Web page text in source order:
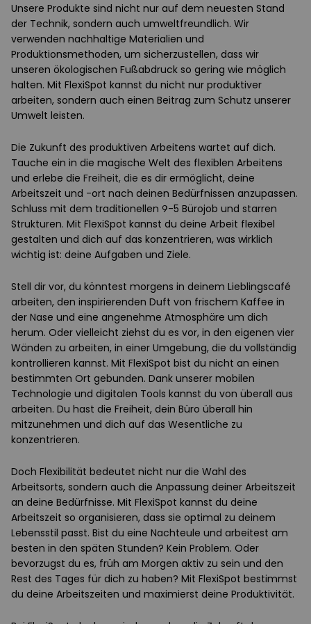
Unsere Produkte sind nicht nur auf dem neuesten Stand
der Technik, sondern auch umweltfreundlich. Wir
verwenden nachhaltige Materialien und
Produktionsmethoden, um sicherzustellen, dass wir
unseren ökologischen Fußabdruck so gering wie möglich
halten. Mit FlexiSpot kannst du nicht nur produktiver
arbeiten, sondern auch einen Beitrag zum Schutz unserer
Umwelt leisten.
Die Zukunft des produktiven Arbeitens wartet auf dich.
Tauche ein in die magische Welt des flexiblen Arbeitens
und erlebe die Freiheit, die es dir ermöglicht, deine
Arbeitszeit und -ort nach deinen Bedürfnissen anzupassen.
Schluss mit dem traditionellen 9-5 Bürojob und starren
Strukturen. Mit FlexiSpot kannst du deine Arbeit flexibel
gestalten und dich auf das konzentrieren, was wirklich
wichtig ist: deine Aufgaben und Ziele.
Stell dir vor, du könntest morgens in deinem Lieblingscafé
arbeiten, den inspirierenden Duft von frischem Kaffee in
der Nase und eine angenehme Atmosphäre um dich
herum. Oder vielleicht ziehst du es vor, in den eigenen vier
Wänden zu arbeiten, in einer Umgebung, die du vollständig
kontrollieren kannst. Mit FlexiSpot bist du nicht an einen
bestimmten Ort gebunden. Dank unserer mobilen
Technologie und digitalen Tools kannst du von überall aus
arbeiten. Du hast die Freiheit, dein Büro überall hin
mitzunehmen und dich auf das Wesentliche zu
konzentrieren.
Doch Flexibilität bedeutet nicht nur die Wahl des
Arbeitsorts, sondern auch die Anpassung deiner Arbeitszeit
an deine Bedürfnisse. Mit FlexiSpot kannst du deine
Arbeitszeit so organisieren, dass sie optimal zu deinem
Lebensstil passt. Bist du eine Nachteule und arbeitest am
besten in den späten Stunden? Kein Problem. Oder
bevorzugst du es, früh am Morgen aktiv zu sein und den
Rest des Tages für dich zu haben? Mit FlexiSpot bestimmst
du deine Arbeitszeiten und maximierst deine Produktivität.